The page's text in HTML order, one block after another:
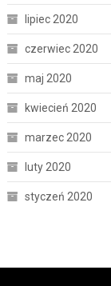
lipiec 2020
czerwiec 2020
maj 2020
kwiecień 2020
marzec 2020
luty 2020
styczeń 2020